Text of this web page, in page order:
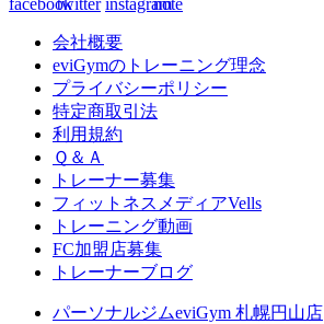
会社概要
eviGymのトレーニング理念
プライバシーポリシー
特定商取引法
利用規約
Ｑ＆Ａ
トレーナー募集
フィットネスメディアVells
トレーニング動画
FC加盟店募集
トレーナーブログ
パーソナルジムeviGym 札幌円山店